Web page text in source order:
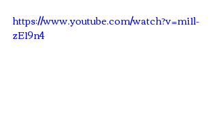
https://www.youtube.com/watch?v=mi1l-
zE19n4